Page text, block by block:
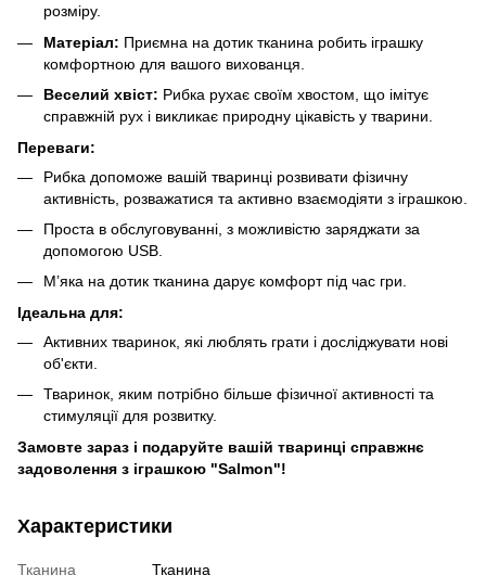
розміру.
Матеріал: Приємна на дотик тканина робить іграшку
комфортною для вашого вихованця.
Веселий хвіст: Рибка рухає своїм хвостом, що імітує
справжній рух і викликає природну цікавість у тварини.
Переваги:
Рибка допоможе вашій тваринці розвивати фізичну
активність, розважатися та активно взаємодіяти з іграшкою.
Проста в обслуговуванні, з можливістю заряджати за
допомогою USB.
М’яка на дотик тканина дарує комфорт під час гри.
Ідеальна для:
Активних тваринок, які люблять грати і досліджувати нові
об'єкти.
Тваринок, яким потрібно більше фізичної активності та
стимуляції для розвитку.
Замовте зараз і подаруйте вашій тваринці справжнє
задоволення з іграшкою "Salmon"!
Характеристики
Тканина
Тканина